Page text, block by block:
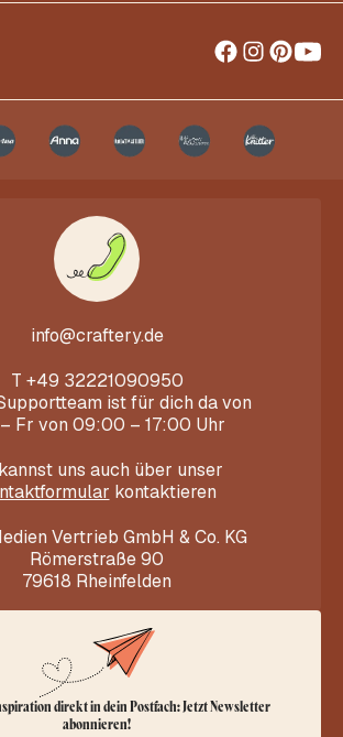
info@craftery.de
T +49 32221090950
ist für dich da von
Fr von 09:00 – 17:00 Uhr
uns auch über unser
kontaktieren
Vertrieb GmbH & Co. KG
Römerstraße 90
79618 Rheinfelden
direkt in dein Postfach: Jetzt Newsletter
abonnieren!